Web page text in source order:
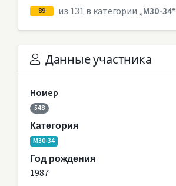
89 из 131 в категории „M30-34“
Данные участника
Номер
548
Категория
M30-34
Год рождения
1987